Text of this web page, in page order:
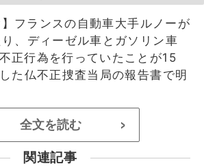
フランスの自動車大手ルノーが
、ディーゼル車とガソリン車
正行為を行っていたことが15
た仏不正捜査当局の報告書で明
全文を読む >
関連記事